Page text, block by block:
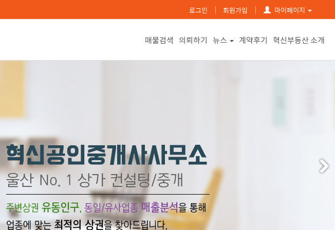
로그인 회원가입 마이페이지
매물검색 의뢰하기 뉴스 계약후기 혁신부동산 소개